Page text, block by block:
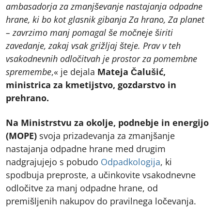
ambasadorja za zmanjševanje nastajanja odpadne
hrane, ki bo kot glasnik gibanja Za hrano, Za planet
– zavrzimo manj pomagal še močneje širiti
zavedanje, zakaj vsak grižljaj šteje. Prav v teh
vsakodnevnih odločitvah je prostor za pomembne
spremembe,« je dejala Mateja Čalušić,
ministrica za kmetijstvo, gozdarstvo in
prehrano.
Na Ministrstvu za okolje, podnebje in energijo
(MOPE) svoja prizadevanja za zmanjšanje
nastajanja odpadne hrane med drugim
nadgrajujejo s pobudo Odpadkologija, ki
spodbuja preproste, a učinkovite vsakodnevne
odločitve za manj odpadne hrane, od
premišljenih nakupov do pravilnega ločevanja.